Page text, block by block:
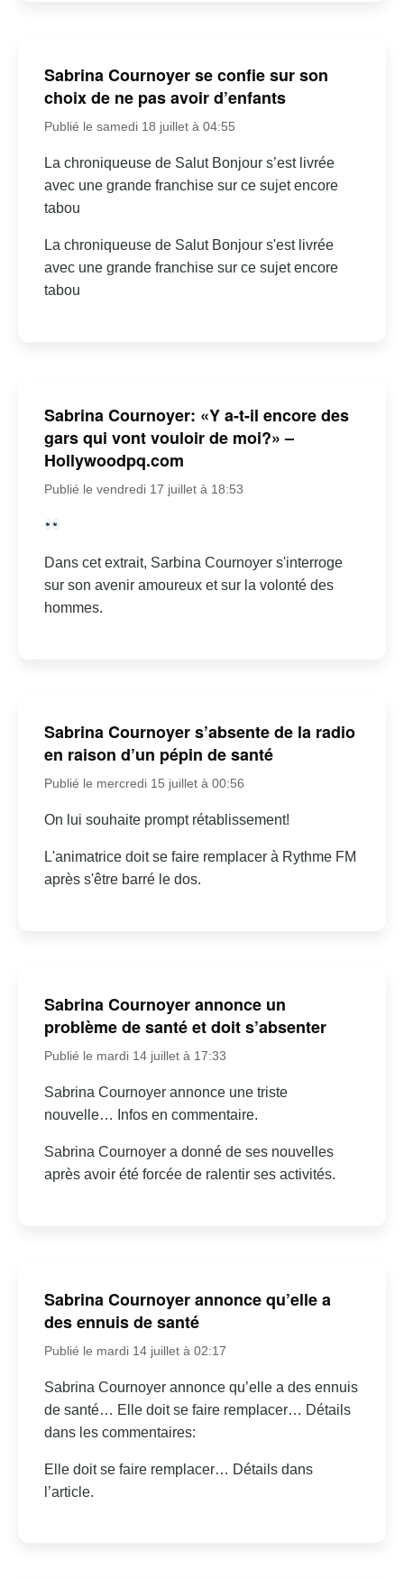
Sabrina Cournoyer se confie sur son
choix de ne pas avoir d’enfants
Publié le samedi 18 juillet à 04:55
La chroniqueuse de Salut Bonjour s’est livrée
avec une grande franchise sur ce sujet encore
tabou
La chroniqueuse de Salut Bonjour s'est livrée
avec une grande franchise sur ce sujet encore
tabou
Sabrina Cournoyer: «Y a-t-il encore des
gars qui vont vouloir de moi?» –
Hollywoodpq.com
Publié le vendredi 17 juillet à 18:53
Dans cet extrait, Sarbina Cournoyer s'interroge
sur son avenir amoureux et sur la volonté des
hommes.
Sabrina Cournoyer s’absente de la radio
en raison d’un pépin de santé
Publié le mercredi 15 juillet à 00:56
On lui souhaite prompt rétablissement!
L'animatrice doit se faire remplacer à Rythme FM
après s'être barré le dos.
Sabrina Cournoyer annonce un
problème de santé et doit s’absenter
Publié le mardi 14 juillet à 17:33
Sabrina Cournoyer annonce une triste
nouvelle… Infos en commentaire.
Sabrina Cournoyer a donné de ses nouvelles
après avoir été forcée de ralentir ses activités.
Sabrina Cournoyer annonce qu’elle a
des ennuis de santé
Publié le mardi 14 juillet à 02:17
Sabrina Cournoyer annonce qu’elle a des ennuis
de santé… Elle doit se faire remplacer… Détails
dans les commentaires:
Elle doit se faire remplacer… Détails dans
l’article.